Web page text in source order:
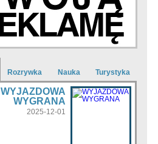
Rozrywka Nauka Turystyka
WYJAZDOWA
WYGRANA
2025-12-01